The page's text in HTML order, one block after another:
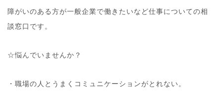
障がいのある方が一般企業で働きたいなど仕事についての相
談窓口です。
☆悩んでいませんか？
・職場の人とうまくコミュニケーションがとれない。